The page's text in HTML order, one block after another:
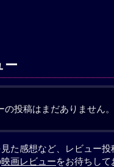
ー
の投稿はまだありません。
見た感想など、レビュー
映画レビューをお待ちして